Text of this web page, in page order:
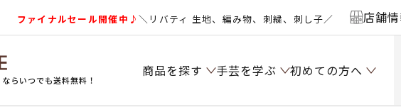
ファイナルセール開催中♪＼リバティ 生地、編み物、刺繍、刺し子／ 店舗
らいつでも送料無料！
商品を探す 手芸を学ぶ 初めての方へ